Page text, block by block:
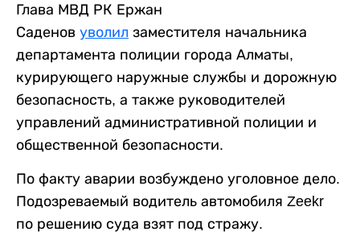
Глава МВД РК Ержан
Саденов уволил заместителя начальника
департамента полиции города Алматы,
курирующего наружные службы и дорожную
безопасность, а также руководителей
управлений административной полиции и
общественной безопасности.
По факту аварии возбуждено уголовное дело.
Подозреваемый водитель автомобиля Zeekr
по решению суда взят под стражу.